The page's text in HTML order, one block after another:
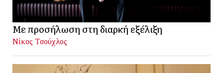
Με προσήλωση στη διαρκή εξέλιξη
Νίκος Τσούχλος